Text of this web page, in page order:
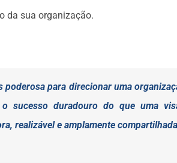
da sua organização.
poderosa para direcionar uma
sucesso duradouro do que uma
realizável e amplamente